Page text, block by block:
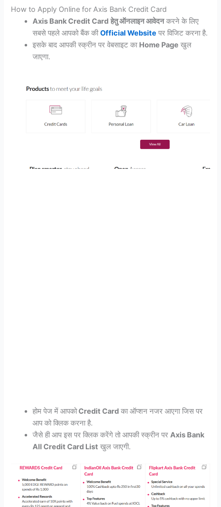
How to Apply Online for Axis Bank Credit Card
Axis Bank Credit Card हेतु ऑनलाइन आवेदनकरने के लिए
सबसे पहले आपको बैंक कीOfficial Website पर विजिट करना है.
इसके बाद आपकी स्क्रीन पर वेबसाइट का Home Page खुल
जाएगा.
होम पेज में आपकोCredit Card का ऑप्शन नजर आएगा जिस पर
आप को क्लिक करना है.
जैसे ही आप इस पर क्लिक करेंगे तो आपकी स्क्रीन परAxis Bank
All Credit Card List खुल जाएगी.